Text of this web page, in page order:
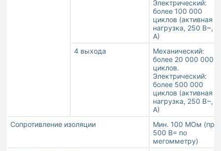
Электрический:
более 100 000
циклов (активная
нагрузка, 250 В~, 3
А)
4 выхода
Механический:
более 20 000 000
циклов.
Электрический:
более 500 000
циклов (активная
нагрузка, 250 В~, 1
А)
Сопротивление изоляции
Мин. 100 МОм (при
500 В= по
мегомметру)